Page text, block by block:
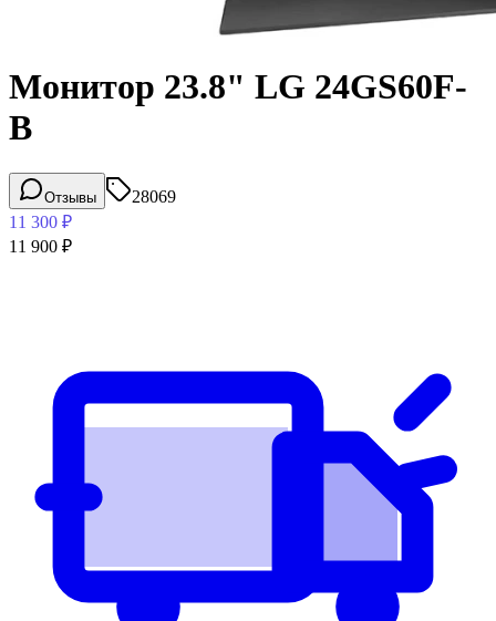
Монитор 23.8" LG 24GS60F-
B
Отзывы
28069
11 300 ₽
11 900 ₽